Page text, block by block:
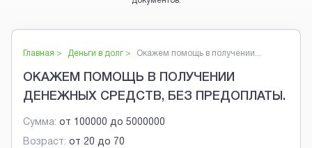
Главная > Деньги в долг> Окажем помощь в получении...
ОКАЖЕМ ПОМОЩЬ В ПОЛУЧЕНИИ
ДЕНЕЖНЫХ СРЕДСТВ, БЕЗ ПРЕДОПЛАТЫ.
Сумма: от 100000 до 5000000
Возраст: от 20 до 70